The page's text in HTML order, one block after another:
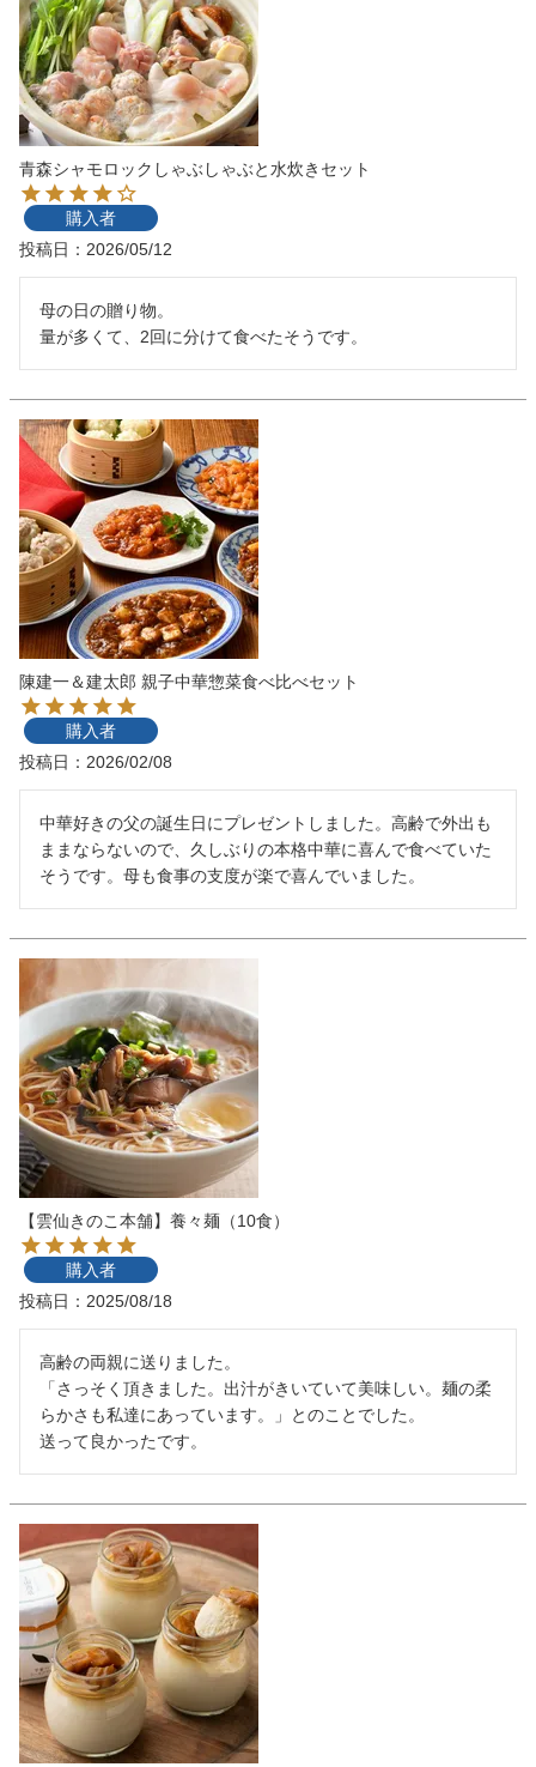
青森シャモロックしゃぶしゃぶと水炊きセット
購入者
投稿日
2026/05/12
母の日の贈り物。
量が多くて、2回に分けて食べたそうです。
陳建一＆建太郎 親子中華惣菜食べ比べセット
購入者
投稿日
2026/02/08
中華好きの父の誕生日にプレゼントしました。高齢で外出も
ままならないので、久しぶりの本格中華に喜んで食べていた
そうです。母も食事の支度が楽で喜んでいました。
【雲仙きのこ本舗】養々麺（10食）
購入者
投稿日
2025/08/18
高齢の両親に送りました。
「さっそく頂きました。出汁がきいていて美味しい。麺の柔
らかさも私達にあっています。」とのことでした。
送って良かったです。